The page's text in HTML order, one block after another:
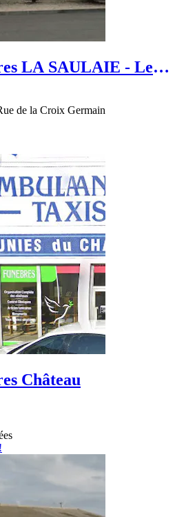
LA SAULAIE - Le
de la Croix Germain
Château